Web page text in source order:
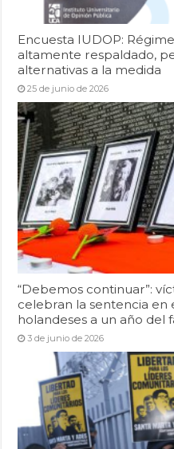
Encuesta IUDOP:
altamente respaldado,
alternativas a la medida
25 de junio de 2026
“Debemos continuar”:
celebran la sentencia en
holandeses a un año del
3 de junio de 2026